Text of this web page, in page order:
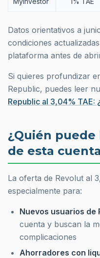
Datos orientativos a
condiciones
plataforma antes de
Si quieres profundizar
Republic, puedes leer
Republic al 3,04% TAE:
¿Quién
de esta
La oferta de Revolut al
especialmente para:
Nuevos usuarios de
cuenta y buscan la
complicaciones
Ahorradores con